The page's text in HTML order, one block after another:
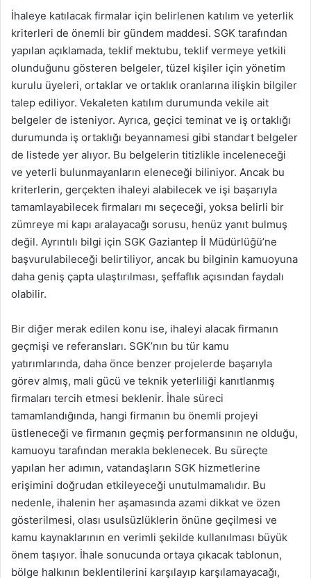
İhaleye katılacak firmalar için belirlenen katılım ve yeterlik
kriterleri de önemli bir gündem maddesi. SGK tarafından
yapılan açıklamada, teklif mektubu, teklif vermeye yetkili
olunduğunu gösteren belgeler, tüzel kişiler için yönetim
kurulu üyeleri, ortaklar ve ortaklık oranlarına ilişkin bilgiler
talep ediliyor. Vekaleten katılım durumunda vekile ait
belgeler de isteniyor. Ayrıca, geçici teminat ve iş ortaklığı
durumunda iş ortaklığı beyannamesi gibi standart belgeler
de listede yer alıyor. Bu belgelerin titizlikle inceleneceği
ve yeterli bulunmayanların eleneceği biliniyor. Ancak bu
kriterlerin, gerçekten ihaleyi alabilecek ve işi başarıyla
tamamlayabilecek firmaları mı seçeceği, yoksa belirli bir
zümreye mi kapı aralayacağı sorusu, henüz yanıt bulmuş
değil. Ayrıntılı bilgi için SGK Gaziantep İl Müdürlüğü’ne
başvurulabileceği belirtiliyor, ancak bu bilginin kamuoyuna
daha geniş çapta ulaştırılması, şeffaflık açısından faydalı
olabilir.
Bir diğer merak edilen konu ise, ihaleyi alacak firmanın
geçmişi ve referansları. SGK’nın bu tür kamu
yatırımlarında, daha önce benzer projelerde başarıyla
görev almış, mali gücü ve teknik yeterliliği kanıtlanmış
firmaları tercih etmesi beklenir. İhale süreci
tamamlandığında, hangi firmanın bu önemli projeyi
üstleneceği ve firmanın geçmiş performansının ne olduğu,
kamuoyu tarafından merakla beklenecek. Bu süreçte
yapılan her adımın, vatandaşların SGK hizmetlerine
erişimini doğrudan etkileyeceği unutulmamalıdır. Bu
nedenle, ihalenin her aşamasında azami dikkat ve özen
gösterilmesi, olası usulsüzlüklerin önüne geçilmesi ve
kamu kaynaklarının en verimli şekilde kullanılması büyük
önem taşıyor. İhale sonucunda ortaya çıkacak tablonun,
bölge halkının beklentilerini karşılayıp karşılamayacağı,